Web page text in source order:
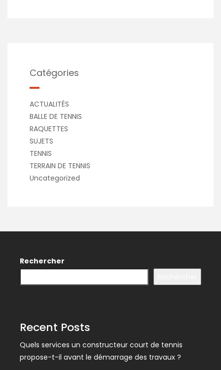
Catégories
ACTUALITÉS
BALLE DE TENNIS
RAQUETTES
SUJETS
TENNIS
TERRAIN DE TENNIS
Uncategorized
Rechercher
Recent Posts
Quels services un constructeur court de tennis
propose-t-il avant le démarrage des travaux ?